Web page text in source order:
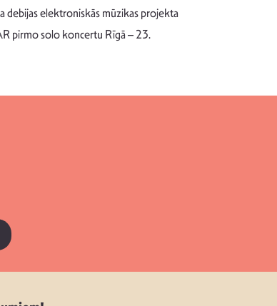
debijas elektroniskās mūzikas projekta
pirmo solo koncertu Rīgā – 23.